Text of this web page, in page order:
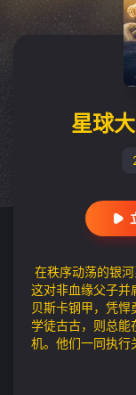
星球
在秩序动荡的银河
这对非血缘父子并
贝斯卡钢甲，凭
学徒古古，则总能
机。他们一同执行